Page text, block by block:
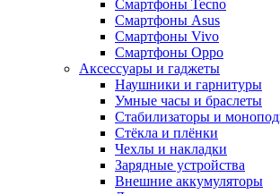
Смартфоны Tecno
Смартфоны Asus
Смартфоны Vivo
Смартфоны Oppo
Аксессуары и гаджеты
Наушники и гарнитуры
Умные часы и браслеты
Стабилизаторы и
Стёкла и плёнки
Чехлы и накладки
Зарядные устройства
Внешние аккумуляторы